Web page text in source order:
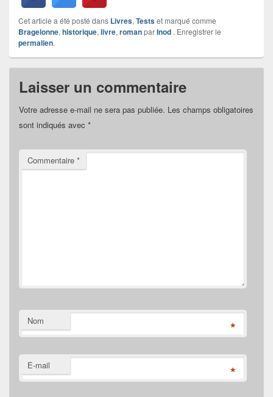
Cet article a été posté dans Livres, Testset marqué comme
Bragelonne, historique, livre, romanparInod . Enregistrer le
permalien.
Laisser un commentaire
Votre adresse e-mail ne sera pas publiée. Les champs obligatoires
sont indiqués avec *
Commentaire *
Nom *
E-mail *